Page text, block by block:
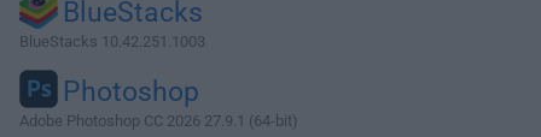
BlueStacks
BlueStacks 10.42.251.1003
Photoshop
Adobe Photoshop CC 2026 27.9.1 (64-bit)